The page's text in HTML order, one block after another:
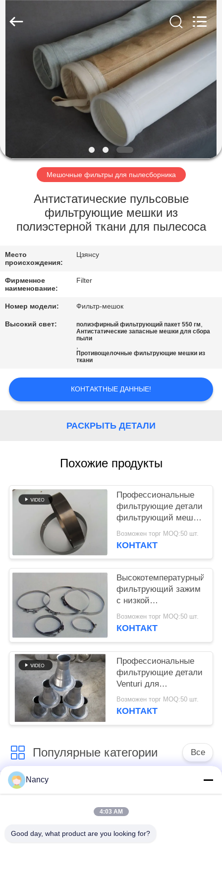
ДОМ
ПРОДУКТЫ
ПУТЕШЕСТВИЕ
ФАБРИКИ
ПРОВЕРКА
КАЧЕСТВА
СВЯЖИТЕСЬ
МЫ
НОВОСТИ
СПРОСИТЕ
КАРТА
САЙТА
ПОЛИТИКА
Technology
Co.,Ltd..
Мешочные фильтры для пылесборника
Антистатические пульсовые
фильтрующие мешки из
полиэстерной ткани для пылесоса
Место
происхождения:
Цзянсу
Фирменное
наименование:
Filter
Номер модели: Фильтр-мешок
Высокий свет: полиэфирный фильтрующий пакет 550 гм,
Антистатические запасные мешки для сбора
пыли
,
Противощелочные фильтрующие мешки из
ткани
КОНТАКТНЫЕ ДАННЫЕ!
РАСКРЫТЬ ДЕТАЛИ
Похожие продукты
Профессиональные
фильтрующие детали
фильтрующий мешок
Снап-лента
Различный материал
Возможен торг MOQ:50 шт.
КОНТАКТ
Высокотемпературный
фильтрующий зажим
с низкой
пластичностью и
длительным сроком
Возможен торг MOQ:50 шт.
КОНТАКТ
Профессиональные
фильтрующие детали
Venturi для
фильтрующей клетки
Возможен торг MOQ:50 шт.
КОНТАКТ
Популярные категории Все
Мешочные фильтры
для пылесборника
фильтрующий пакет
Цедильный мешок
жидкостным
Nancy
4:03 AM
Good day, what product are you looking for?